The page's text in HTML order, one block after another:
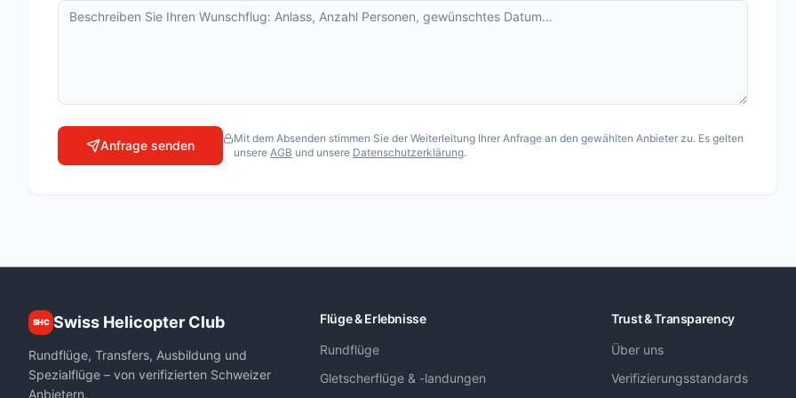
Matterhorn Special
Oberengadiner Gletscher-Rundflug
Pilatusflug zur Villa Honegg
Air Zermatt AG
Airport Helicopter AHB AG
Fuchs Helikopter AG
Heli Sitterdorf AG / Heli Academy
Anfrage senden
Mit dem Absenden stimmen Sie der Weiterleitung Ihrer Anfrage an den gewählten Anbieter zu. Es gelten
unsere AGB und unsere Datenschutzerklärung.
SHC Swiss Helicopter Club
Rundflüge, Transfers, Ausbildung und
Spezialflüge – von verifizierten Schweizer
Anbietern.
Flüge & Erlebnisse
Rundflüge
Gletscherflüge & -landungen
Trust & Transparency
Über uns
Verifizierungsstandards